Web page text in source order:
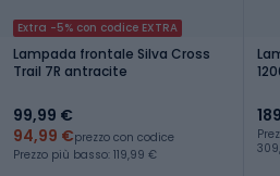
Extra -5% con codice EXTRA
Lampada frontale Silva Cross
Trail 7R antracite
99,99 €
94,99 €prezzo con codice
Prezzo più basso: 119,99 €